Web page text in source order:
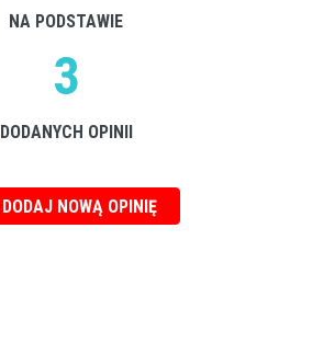
NA PODSTAWIE
3
DODANYCH OPINII
DODAJ NOWĄ OPINIĘ